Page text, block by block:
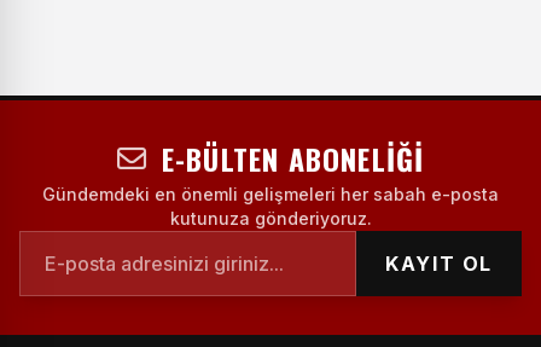
E-BÜLTEN ABONELIĞI
Gündemdeki en önemli gelişmeleri her sabah e-posta
kutunuza gönderiyoruz.
KAYIT OL